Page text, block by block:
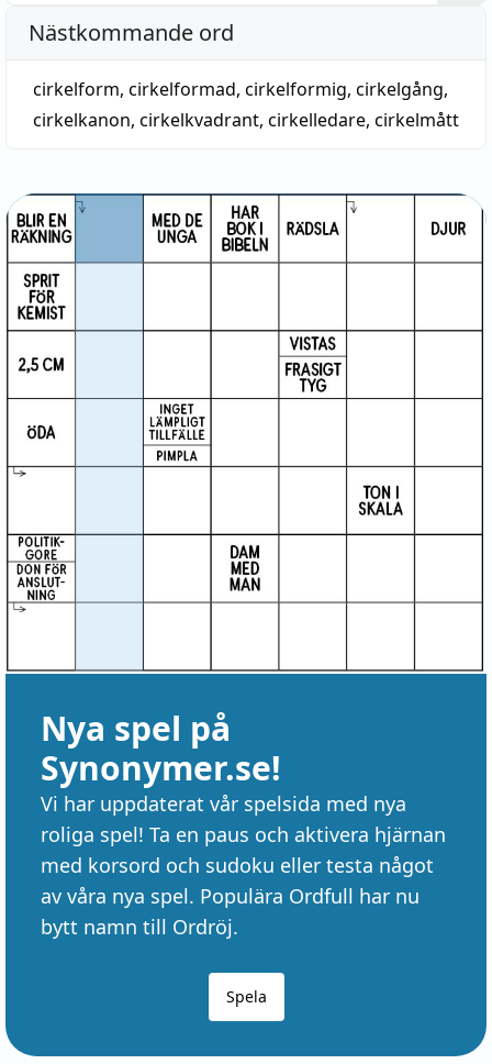
Nästkommande ord
cirkelform, cirkelformad, cirkelformig, cirkelgång,
cirkelkanon, cirkelkvadrant, cirkelledare, cirkelmått
Nya spel på
Synonymer.se!
Vi har uppdaterat vår spelsida med nya
roliga spel! Ta en paus och aktivera hjärnan
med korsord och sudoku eller testa något
av våra nya spel. Populära Ordfull har nu
bytt namn till Ordröj.
Spela